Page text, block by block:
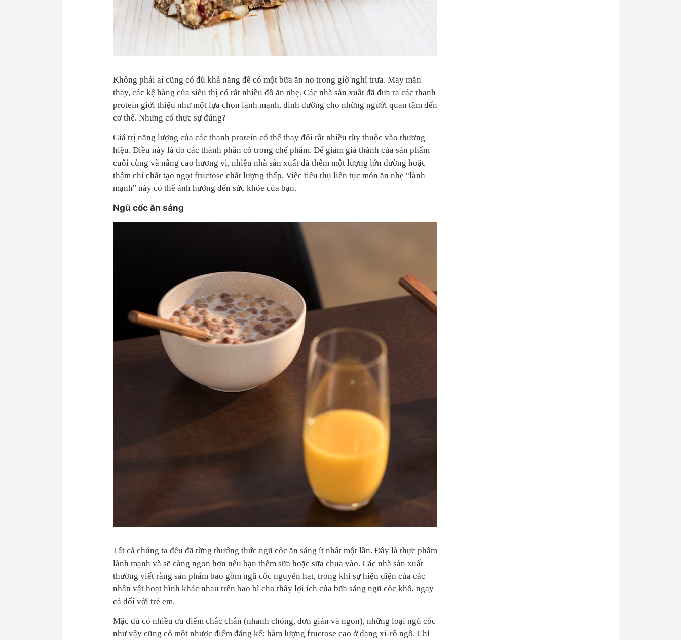
Không phải ai cũng có đủ khả năng để có một bữa ăn no trong giờ nghỉ trưa. May mắn
thay, các kệ hàng của siêu thị có rất nhiều đồ ăn nhẹ. Các nhà sản xuất đã đưa ra các thanh
protein giới thiệu như một lựa chọn lành mạnh, dinh dưỡng cho những người quan tâm đến
cơ thể. Nhưng có thực sự đúng?
Giá trị năng lượng của các thanh protein có thể thay đổi rất nhiều tùy thuộc vào thương
hiệu. Điều này là do các thành phần có trong chế phẩm. Để giảm giá thành của sản phẩm
cuối cùng và nâng cao hương vị, nhiều nhà sản xuất đã thêm một lượng lớn đường hoặc
thậm chí chất tạo ngọt fructose chất lượng thấp. Việc tiêu thụ liên tục món ăn nhẹ "lành
mạnh" này có thể ảnh hưởng đến sức khỏe của bạn.
Ngũ cốc ăn sáng
Tất cả chúng ta đều đã từng thưởng thức ngũ cốc ăn sáng ít nhất một lần. Đây là thực phẩm
lành mạnh và sẽ càng ngon hơn nếu bạn thêm sữa hoặc sữa chua vào. Các nhà sản xuất
thường viết rằng sản phẩm bao gồm ngũ cốc nguyên hạt, trong khi sự hiện diện của các
nhân vật hoạt hình khác nhau trên bao bì cho thấy lợi ích của bữa sáng ngũ cốc khô, ngay
cả đối với trẻ em.
Mặc dù có nhiều ưu điểm chắc chắn (nhanh chóng, đơn giản và ngon), những loại ngũ cốc
như vậy cũng có một nhược điểm đáng kể: hàm lượng fructose cao ở dạng xi-rô ngô. Chỉ